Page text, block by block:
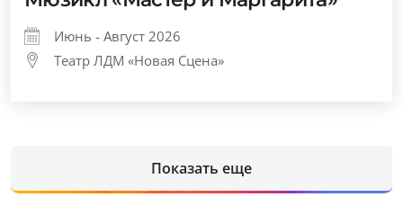
Июнь - Август 2026
Театр ЛДМ «Новая Сцена»
Показать еще